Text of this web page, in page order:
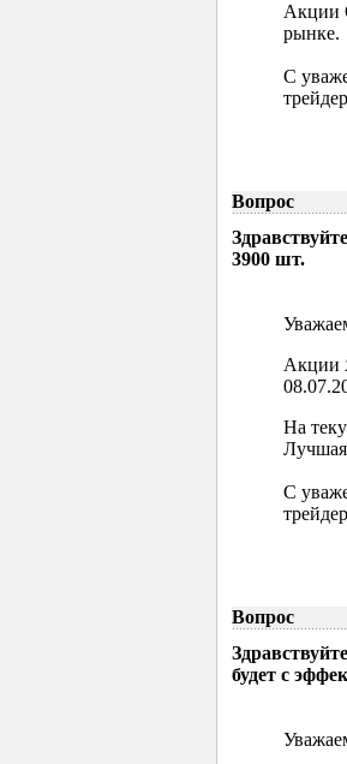
Акции
рынке.
С
Вопрос
3900 шт.
Акции
На
С
Вопрос
будет с